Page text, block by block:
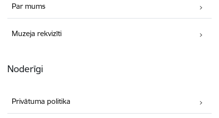
Par mums
Muzeja rekvizīti
Noderīgi
Privātuma politika